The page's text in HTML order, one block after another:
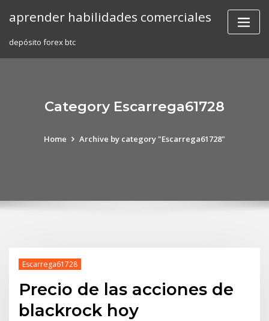
aprender habilidades comerciales
depósito forex btc
Category Escarrega61728
Home Archive by category "Escarrega61728"
Escarrega61728
Precio de las acciones de
blackrock hoy